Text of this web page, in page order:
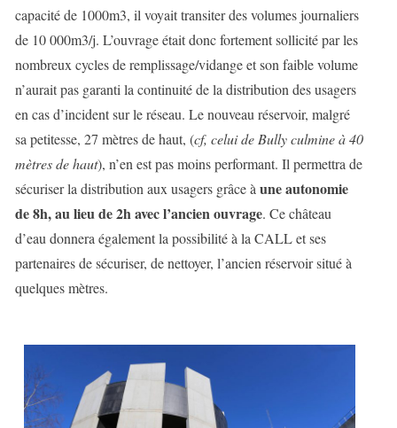
capacité de 1000m3, il voyait transiter des volumes journaliers
de 10 000m3/j. L’ouvrage était donc fortement sollicité par les
nombreux cycles de remplissage/vidange et son faible volume
n’aurait pas garanti la continuité de la distribution des usagers
en cas d’incident sur le réseau. Le nouveau réservoir, malgré
sa petitesse, 27 mètres de haut, (cf, celui de Bully culmine à 40
mètres de haut), n’en est pas moins performant. Il permettra de
sécuriser la distribution aux usagers grâce à une autonomie
de 8h, au lieu de 2h avec l’ancien ouvrage. Ce château
d’eau donnera également la possibilité à la CALL et ses
partenaires de sécuriser, de nettoyer, l’ancien réservoir situé à
quelques mètres.